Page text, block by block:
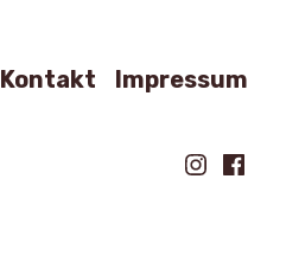
Kontakt Impressum